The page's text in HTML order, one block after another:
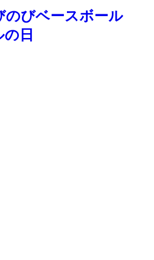
のびベースボール
日